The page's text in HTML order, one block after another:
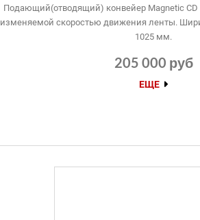
Подающий(отводящий) конвейер Magnetic
изменяемой скоростью движения ленты.
1025 мм.
205 000 руб
ЕЩЕ